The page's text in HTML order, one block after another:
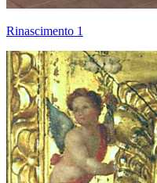
Rinascimento 1